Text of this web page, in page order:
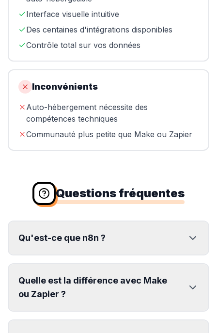
Interface visuelle intuitive
Des centaines d'intégrations disponibles
Contrôle total sur vos données
Inconvénients
Auto-hébergement nécessite des
compétences techniques
Communauté plus petite que Make ou Zapier
Questions fréquentes
Qu'est-ce que n8n ?
Quelle est la différence avec Make
ou Zapier ?